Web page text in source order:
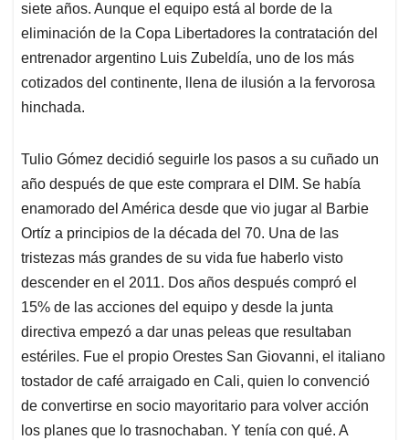
siete años. Aunque el equipo está al borde de la
eliminación de la Copa Libertadores la contratación del
entrenador argentino Luis Zubeldía, uno de los más
cotizados del continente, llena de ilusión a la fervorosa
hinchada.
Tulio Gómez decidió seguirle los pasos a su cuñado un
año después de que este comprara el DIM. Se había
enamorado del América desde que vio jugar al Barbie
Ortíz a principios de la década del 70. Una de las
tristezas más grandes de su vida fue haberlo visto
descender en el 2011. Dos años después compró el
15% de las acciones del equipo y desde la junta
directiva empezó a dar unas peleas que resultaban
estériles. Fue el propio Orestes San Giovanni, el italiano
tostador de café arraigado en Cali, quien lo convenció
de convertirse en socio mayoritario para volver acción
los planes que lo trasnochaban. Y tenía con qué. A